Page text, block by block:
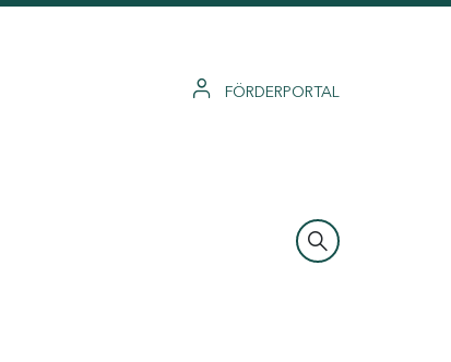
FÖRDERPORTAL